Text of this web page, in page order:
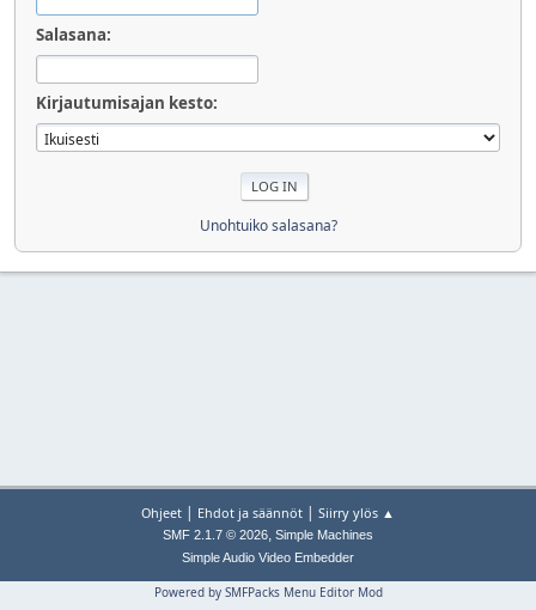
Salasana:
Kirjautumisajan kesto:
Unohtuiko salasana?
Ohjeet | Ehdot ja säännöt | Siirry ylös ▲
SMF 2.1.7 © 2026, Simple Machines
Simple Audio Video Embedder
Powered by SMFPacks Menu Editor Mod